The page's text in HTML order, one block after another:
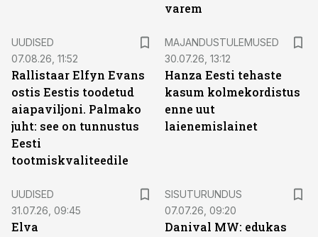
varem
UUDISED
07.08.26, 11:52
Rallistaar Elfyn Evans
ostis Eestis toodetud
aiapaviljoni. Palmako
juht: see on tunnustus
Eesti
tootmiskvaliteedile
MAJANDUSTULEMUSED
30.07.26, 13:12
Hanza Eesti tehaste
kasum kolmekordistus
enne uut
laienemislainet
UUDISED
31.07.26, 09:45
Elva
SISUTURUNDUS
07.07.26, 09:20
Danival MW: edukas